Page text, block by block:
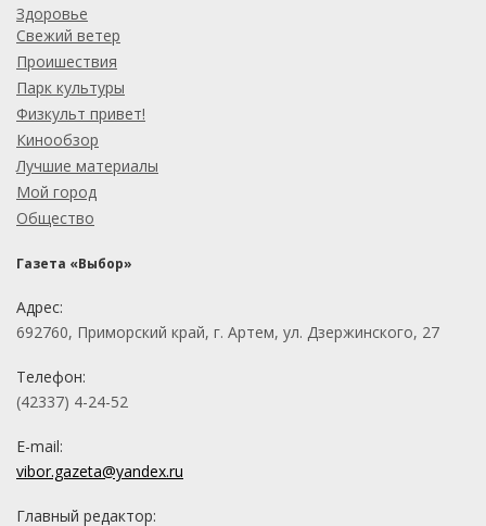
Здоровье
Свежий ветер
Проишествия
Парк культуры
Физкульт привет!
Кинообзор
Лучшие материалы
Мой город
Общество
Газета «Выбор»
Адрес:
692760, Приморский край, г. Артем, ул. Дзержинского, 27
Телефон:
(42337) 4-24-52
E-mail:
vibor.gazeta@yandex.ru
Главный редактор: